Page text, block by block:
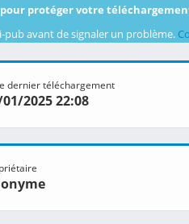
protéger votre
avant de signaler un problème.
dernier téléchargement
2025 22:08